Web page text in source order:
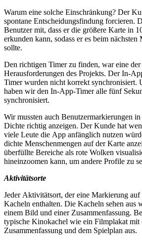
Warum eine solche Einschränkung? Der
spontane Entscheidungsfindung forcieren.
Benutzer mit, dass er die größere Karte in
erkunden kann, sodass er es beim
sollte.
Den richtigen Timer zu finden, war eine der
Herausforderungen des Projekts. Der In-
Timer wurden nicht korrekt synchronisiert.
haben wir den In-App-Timer alle fünf
synchronisiert.
Wir mussten auch Benutzermarkierungen
Dichte richtig anzeigen. Der Kunde hat
viele Leute die App anfänglich nutzen
dichte Menschenmengen auf der Karte
überfüllte Bereiche als rote Wolken
hineinzoomen kann, um andere Profile zu
Aktivitätsorte
Jeder Aktivitätsort, der eine Markierung auf
Kacheln enthalten. Die Kacheln sehen aus
einem Bild und einer Zusammenfassung.
typische Kinokachel wie ein Filmplakat mit
Zusammenfassung und dem Spielplan aus.